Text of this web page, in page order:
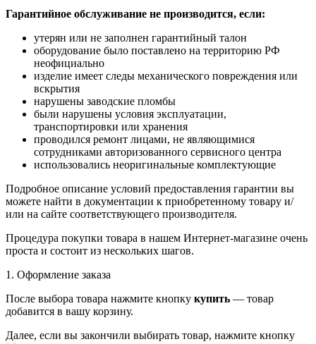
Гарантийное обслуживание не производится, если:
утерян или не заполнен гарантийный талон
оборудование было поставлено на территорию РФ
неофициально
изделие имеет следы механического повреждения или
вскрытия
нарушены заводские пломбы
были нарушены условия эксплуатации,
транспортировки или хранения
проводился ремонт лицами, не являющимися
сотрудниками авторизованного сервисного центра
использовались неоригинальные комплектующие
Подробное описание условий предоставления гарантии вы
можете найти в документации к приобретенному товару и/
или на сайте соответствующего производителя.
Процедура покупки товара в нашем Интернет-магазине очень
проста и состоит из нескольких шагов.
1. Оформление заказа
После выбора товара нажмите кнопку купить — товар
добавится в вашу корзину.
Далее, если вы закончили выбирать товар, нажмите кнопку